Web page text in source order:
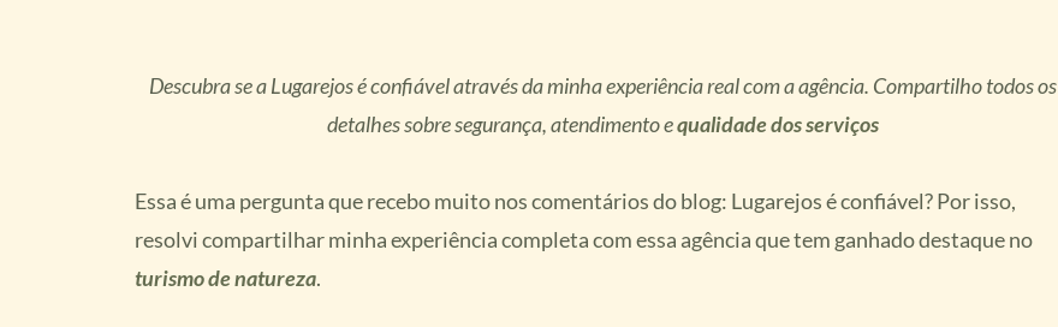
Descubra se a Lugarejos é confiável através da minha experiência real com a agência. Compartilho todos os
detalhes sobre segurança, atendimento equalidade dos serviços
Essa é uma pergunta que recebo muito nos comentários do blog: Lugarejos é confiável? Por isso,
resolvi compartilhar minha experiência completa com essa agência que tem ganhado destaque no
turismo de natureza.